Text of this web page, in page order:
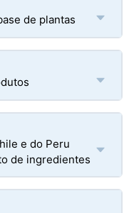
de plantas
e do Peru
de ingredientes